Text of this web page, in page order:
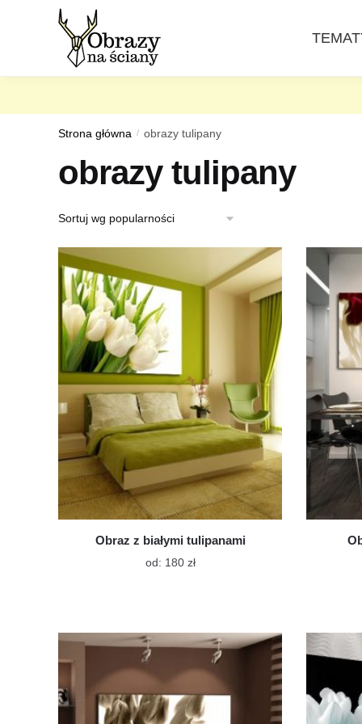
Strona główna / obrazy tulipany
obrazy tulipany
Obraz z białymi tulipanami
od: 180 złTen
wariantów.
Opcje
można
wybrać
na
stronie